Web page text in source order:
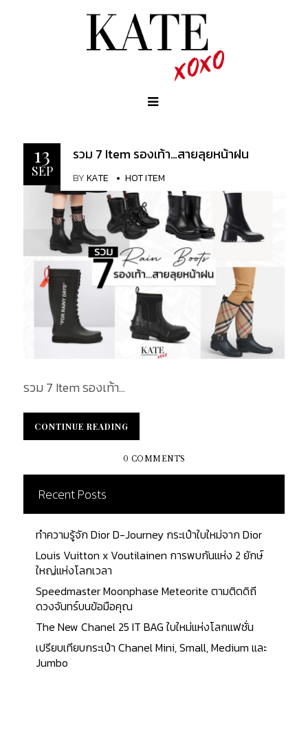
13
SEP
รวม 7 Item รองเท้า…สายลุยหน้าฝน
BYKATE HOT ITEM
รวม 7 Item รองเท้า...
CONTINUE READING
CONTINUE READING
0 COMMENTS
Recent Posts
ทำความรู้จัก Dior D-Journey กระเป๋าใบใหม่จาก Dior
Louis Vuitton x Voutilainen การพบกันแห่ง 2 ยักษ์
ใหญ่แห่งโลกเวลา
Speedmaster Moonphase Meteorite ตามติดดิถี
ดวงจันทร์บนข้อมือคุณ
The New Chanel 25 IT BAG ใบใหม่แห่งโลกแฟชั่น
เปรียบเทียบกระเป๋า Chanel Mini, Small, Medium และ
Jumbo